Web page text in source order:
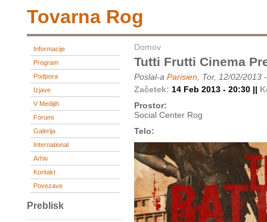
Tovarna Rog
Informacije
Program
Podpora
Izjave
V Medijih
Forumi
Galerija
International
Arhiv
Kontakt
Povezave
Preblisk
Domov
Tutti Frutti Cinema
Poslal-a Parisien , Tor, 12/02/2013
Začetek: 14 Feb 2013 - 20:30 ||
Prostor:
Social Center Rog
Telo: